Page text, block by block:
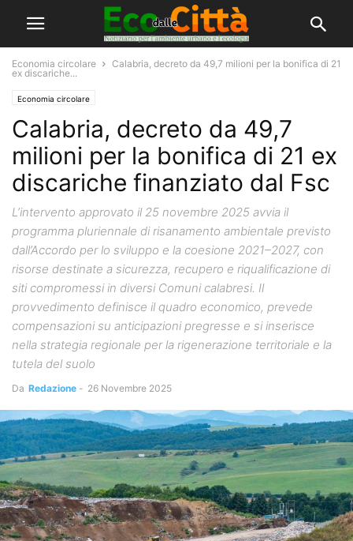
Economia circolare
Calabria, decreto da 49,7 milioni per la bonifica di 21
ex discariche...
Economia circolare
Calabria, decreto da 49,7
milioni per la bonifica di 21 ex
discariche finanziato dal Fsc
L’intervento approvato il 25 novembre 2025 avvia il
programma pluriennale di risanamento ambientale previsto
dall’Accordo per lo sviluppo e la coesione 2021–2027, con
risorse destinate a sicurezza, recupero e riqualificazione di
siti compromessi in diversi Comuni calabresi. Il
provvedimento definisce il quadro economico, prevede
compensazioni su anticipazioni pregresse e si inserisce
nella strategia regionale per la rigenerazione territoriale e la
tutela del suolo
Da Redazione - 26 Novembre 2025